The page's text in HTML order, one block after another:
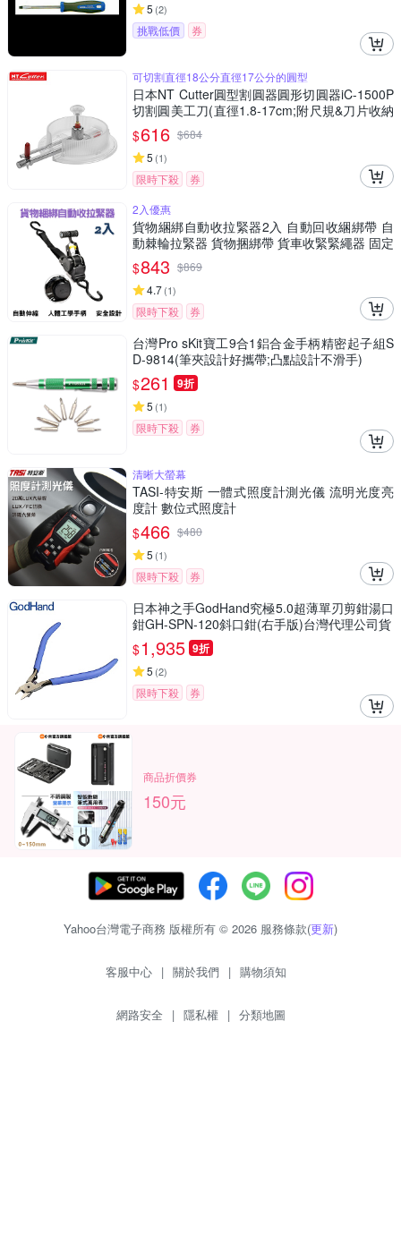
5 (2)
挑戰低價 券
可切割直徑18公分直徑17公分的圓型
日本NT Cutter圓型割圓器圓形切圓器iC-1500P
切割圓美工刀(直徑1.8-17cm;附尺規&刀片收納
盒)圓切割刀切圓器
$616 $684
5 (1)
限時下殺
券
2入優惠
貨物綑綁自動收拉緊器2入 自動回收綑綁帶 自
動棘輪拉緊器 貨物捆綁帶 貨車收緊緊繩器 固定
器 收緊器 貨物綁帶
$843 $869
4.7(1)
限時下殺 券
台灣Pro sKit寶工9合1鋁合金手柄精密起子組S
D-9814(筆夾設計好攜帶;凸點設計不滑手)
$261 9折
5 (1)
限時下殺 券
清晰大螢幕
TASI-特安斯 一體式照度計測光儀 流明光度亮
度計 數位式照度計
$466 $480
5 (1)
限時下殺 券
日本神之手GodHand究極5.0超薄單刃剪鉗湯口
鉗GH-SPN-120斜口鉗(右手版)台灣代理公司貨
$1,935 9折
5 (2)
限時下殺 券
商品折價券
150元
Yahoo台灣電子商務 版權所有 © 2026 服務條款(更新)
客服中心 | 關於我們 | 購物須知
網路安全 | 隱私權 | 分類地圖